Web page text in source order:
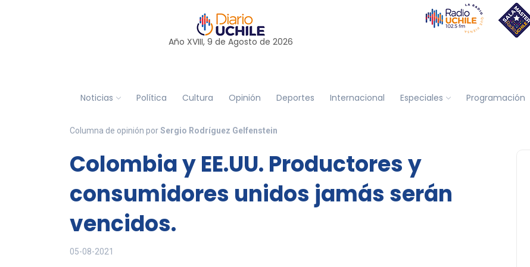
Año XVIII, 9 de Agosto de 2026
Noticias Política Cultura Opinión Deportes Internacional Especiales Programación
Columna de opinión porSergio Rodríguez Gelfenstein
Colombia y EE.UU. Productores y
consumidores unidos jamás serán
vencidos.
05-08-2021